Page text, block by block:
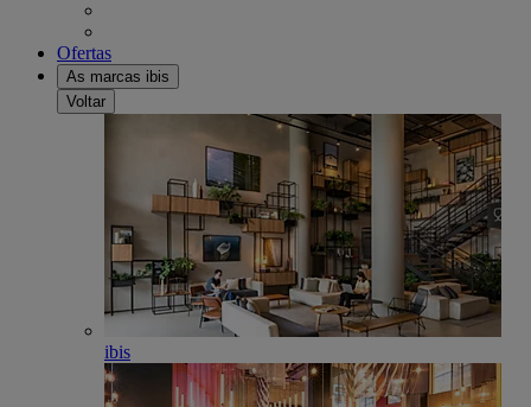
Ofertas
As marcas ibis
Voltar
ibis